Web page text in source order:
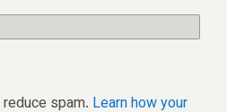
spam. Learn how your